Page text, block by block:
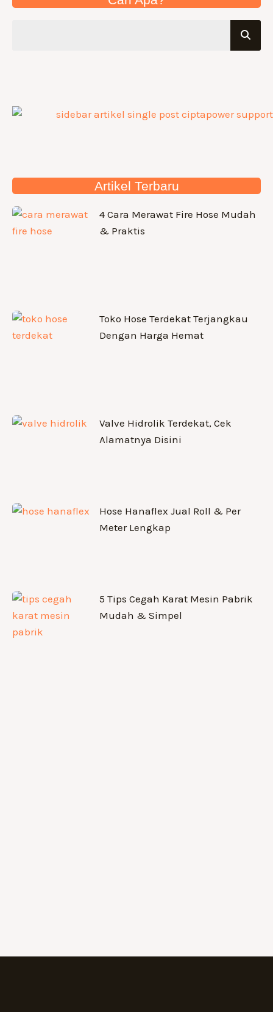
Artikel Terbaru
4 Cara Merawat Fire Hose Mudah
& Praktis
Toko Hose Terdekat Terjangkau
Dengan Harga Hemat
Valve Hidrolik Terdekat, Cek
Alamatnya Disini
Hose Hanaflex Jual Roll & Per
Meter Lengkap
5 Tips Cegah Karat Mesin Pabrik
Mudah & Simpel